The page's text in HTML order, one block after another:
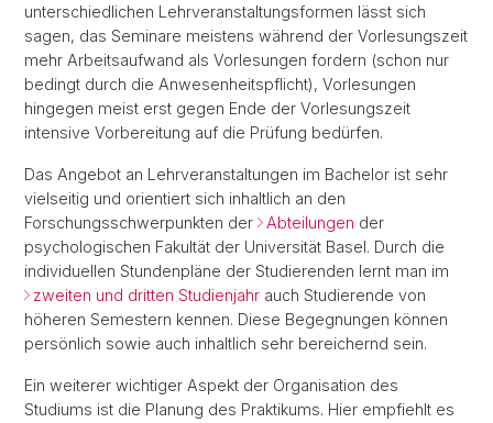
unterschiedlichen Lehrveranstaltungsformen lässt sich
sagen, das Seminare meistens während der Vorlesungszeit
mehr Arbeitsaufwand als Vorlesungen fordern (schon nur
bedingt durch die Anwesenheitspflicht), Vorlesungen
hingegen meist erst gegen Ende der Vorlesungszeit
intensive Vorbereitung auf die Prüfung bedürfen.
Das Angebot an Lehrveranstaltungen im Bachelor ist sehr
vielseitig und orientiert sich inhaltlich an den
Forschungsschwerpunkten der
Abteilungen der
psychologischen Fakultät der Universität Basel. Durch die
individuellen Stundenpläne der Studierenden lernt man im
zweiten und dritten Studienjahr auch Studierende von
höheren Semestern kennen. Diese Begegnungen können
persönlich sowie auch inhaltlich sehr bereichernd sein.
Ein weiterer wichtiger Aspekt der Organisation des
Studiums ist die Planung des Praktikums. Hier empfiehlt es